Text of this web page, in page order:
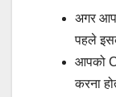
अगर
पहले
आपको
करना